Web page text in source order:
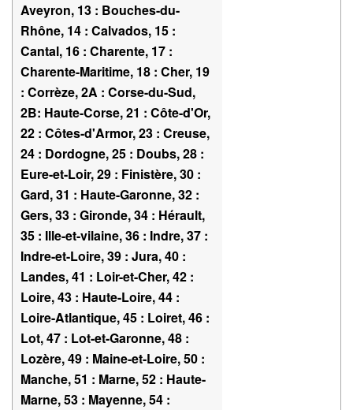
Aveyron, 13 : Bouches-du-
Rhône, 14 : Calvados, 15 :
Cantal, 16 : Charente, 17 :
Charente-Maritime, 18 : Cher, 19
: Corrèze, 2A : Corse-du-Sud,
2B: Haute-Corse, 21 : Côte-d'Or,
22 : Côtes-d'Armor, 23 : Creuse,
24 : Dordogne, 25 : Doubs, 28 :
Eure-et-Loir, 29 : Finistère, 30 :
Gard, 31 : Haute-Garonne, 32 :
Gers, 33 : Gironde, 34 : Hérault,
35 : Ille-et-vilaine, 36 : Indre, 37 :
Indre-et-Loire, 39 : Jura, 40 :
Landes, 41 : Loir-et-Cher, 42 :
Loire, 43 : Haute-Loire, 44 :
Loire-Atlantique, 45 : Loiret, 46 :
Lot, 47 : Lot-et-Garonne, 48 :
Lozère, 49 : Maine-et-Loire, 50 :
Manche, 51 : Marne, 52 : Haute-
Marne, 53 : Mayenne, 54 :